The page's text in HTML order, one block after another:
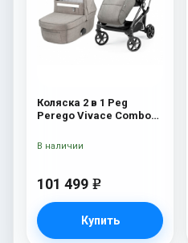
Коляска 2 в 1 Peg
Perego Vivace Combo
101 499 e
Купить
В наличии